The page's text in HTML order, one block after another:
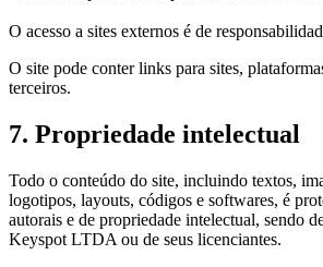
O acesso a sites externos é de
O site pode conter links para sites,
terceiros.
7. Propriedade intelectual
Todo o conteúdo do site, incluindo textos,
logotipos, layouts, códigos e softwares, é
autorais e de propriedade intelectual, sendo
Keyspot LTDA ou de seus licenciantes.